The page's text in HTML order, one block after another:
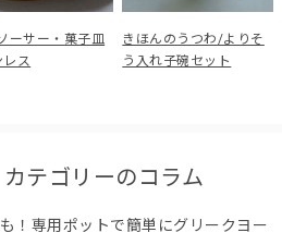
ーサー・菓子皿
レス
きほんのうつわ/よりそ
う入れ子碗セット
カテゴリーのコラム
！専用ポットで簡単にグリークヨー